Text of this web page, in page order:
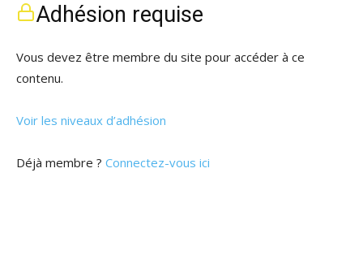
Adhésion requise
Vous devez être membre du site pour accéder à ce
contenu.
Voir les niveaux d’adhésion
Déjà membre ? Connectez-vous ici